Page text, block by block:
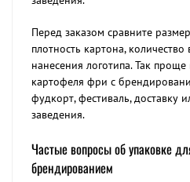
Перед заказом сравните
плотность картона,
нанесения логотипа. Так
картофеля фри с
фудкорт, фестиваль, доставку
заведения.
Частые вопросы об упаковке
брендированием